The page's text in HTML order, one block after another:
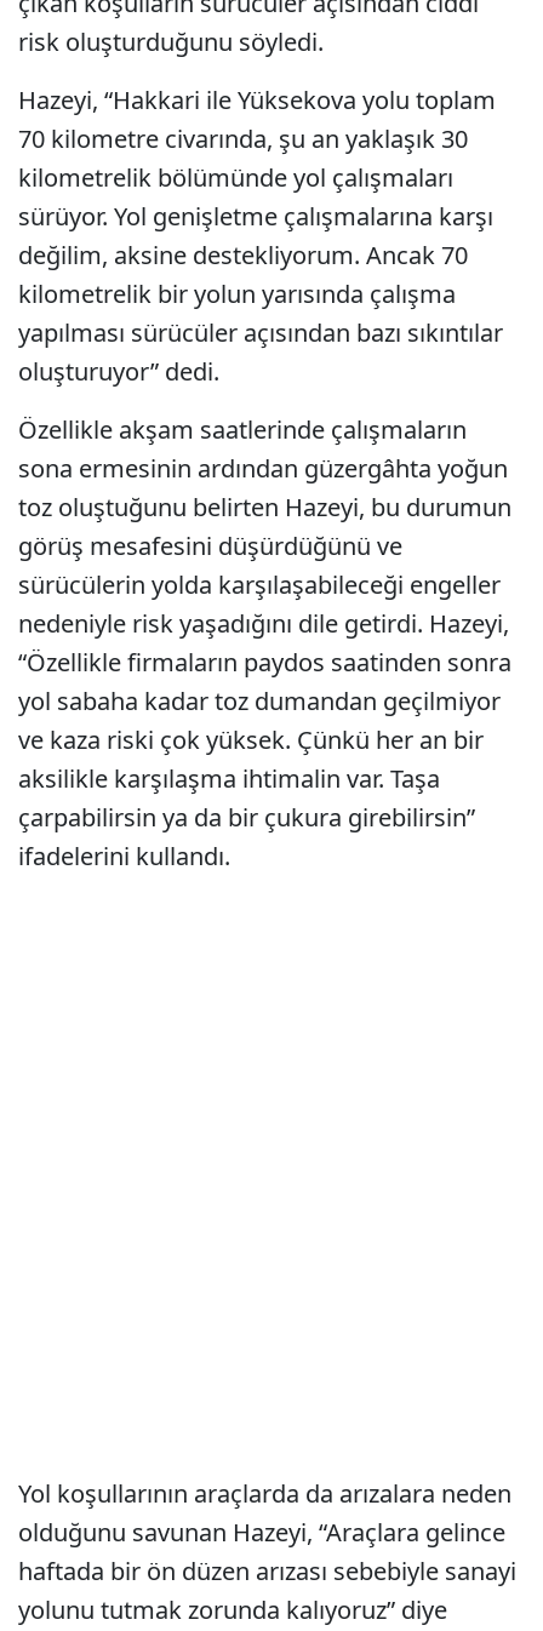
risk oluşturduğunu söyledi.
Hazeyi, “Hakkari ile Yüksekova yolu toplam
70 kilometre civarında, şu an yaklaşık 30
kilometrelik bölümünde yol çalışmaları
sürüyor. Yol genişletme çalışmalarına karşı
değilim, aksine destekliyorum. Ancak 70
kilometrelik bir yolun yarısında çalışma
yapılması sürücüler açısından bazı sıkıntılar
oluşturuyor” dedi.
Özellikle akşam saatlerinde çalışmaların
sona ermesinin ardından güzergâhta yoğun
toz oluştuğunu belirten Hazeyi, bu durumun
görüş mesafesini düşürdüğünü ve
sürücülerin yolda karşılaşabileceği engeller
nedeniyle risk yaşadığını dile getirdi. Hazeyi,
“Özellikle firmaların paydos saatinden sonra
yol sabaha kadar toz dumandan geçilmiyor
ve kaza riski çok yüksek. Çünkü her an bir
aksilikle karşılaşma ihtimalin var. Taşa
çarpabilirsin ya da bir çukura girebilirsin”
ifadelerini kullandı.
Yol koşullarının araçlarda da arızalara neden
olduğunu savunan Hazeyi, “Araçlara gelince
haftada bir ön düzen arızası sebebiyle sanayi
yolunu tutmak zorunda kalıyoruz” diye